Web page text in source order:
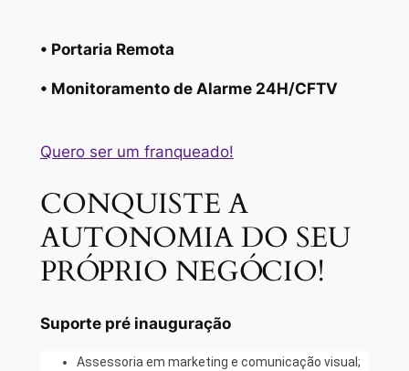
• Portaria Remota
• Monitoramento de Alarme 24H/CFTV
Quero ser um franqueado!
CONQUISTE A
AUTONOMIA DO SEU
PRÓPRIO NEGÓCIO!
Suporte pré inauguração
Assessoria em marketing e comunicação visual;